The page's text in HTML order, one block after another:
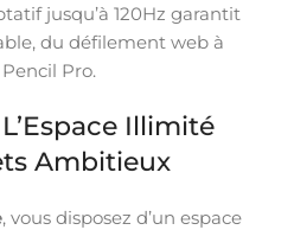
jusqu’à 120Hz garantit
du défilement web à
Pro.
Illimité
Ambitieux
, vous disposez d’un espace